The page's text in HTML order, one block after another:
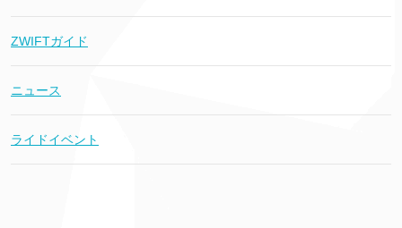
ZWIFTガイド
ニュース
ライドイベント